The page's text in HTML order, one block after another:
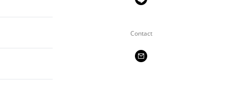
Contact